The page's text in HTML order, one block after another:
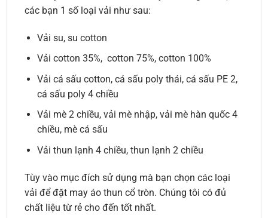
các bạn 1 số loại vải như sau:
Vải su, su cotton
Vải cotton 35%, cotton 75%, cotton 100%
Vải cá sấu cotton, cá sấu poly thái, cá sấu PE 2,
cá sấu poly 4 chiều
Vải mè 2 chiều, vải mè nhập, vải mè hàn quốc 4
chiều, mè cá sấu
Vải thun lạnh 4 chiều, thun lạnh 2 chiều
Tùy vào mục đích sử dụng mà bạn chọn các loại
vải để đặt may áo thun cổ tròn. Chúng tôi có đủ
chất liệu từ rẻ cho đến tốt nhất.